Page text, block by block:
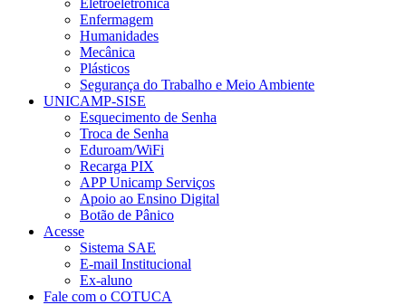
Eletroeletrônica
Enfermagem
Humanidades
Mecânica
Plásticos
Segurança do Trabalho e Meio Ambiente
UNICAMP-SISE
Esquecimento de Senha
Troca de Senha
Eduroam/WiFi
Recarga PIX
APP Unicamp Serviços
Apoio ao Ensino Digital
Botão de Pânico
Acesse
Sistema SAE
E-mail Institucional
Ex-aluno
Fale com o COTUCA